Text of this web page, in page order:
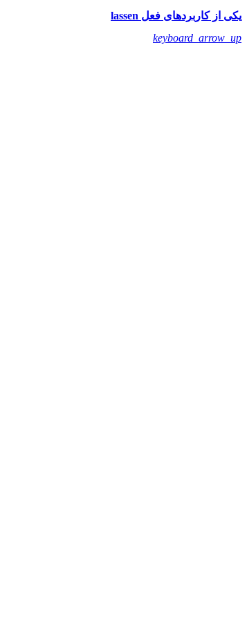
یکی از کاربرد‌های فعل lassen
keyboard_arrow_up